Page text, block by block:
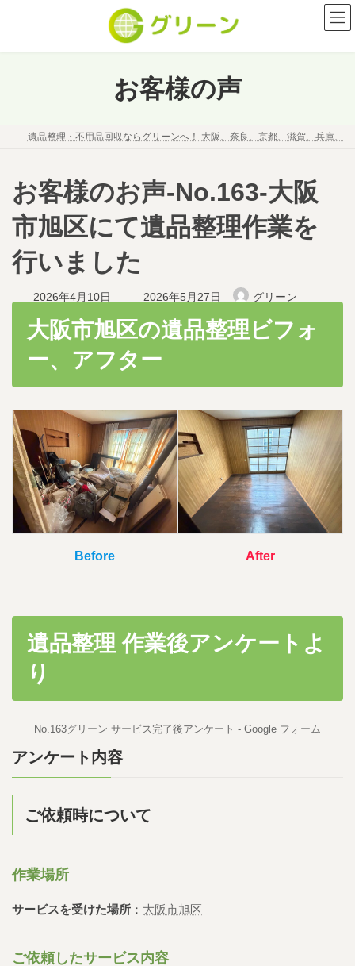
ン
ー
お客様の声
遺品整理・不用品回収ならグリーンへ！ 大阪、奈良、京都、滋賀、兵庫、
お客様のお声-No.163-大阪
市旭区にて遺品整理作業を
行いました
2026年4月10日
最
終
更
新
時
2026年5月27日 グリーン
大阪市旭区の遺品整理ビフォ
ー、アフター
Before After
遺品整理 作業後アンケートよ
り
No.163グリーン サービス完了後アンケート - Google フォーム
アンケート内容
ご依頼時について
作業場所
サービスを受けた場所 ： 大阪市旭区
ご依頼したサービス内容